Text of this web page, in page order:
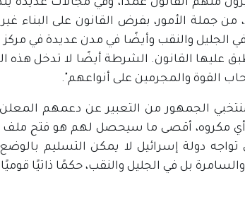
منهم القانون عمدًا، وفي مجالات عديدة
جملة الأمور، بفرض القانون على البناء
الجليل والنقب وأيضًا في مدن عديدة في مركز
عليها القانون. الشرطة أيضًا لا تدخل هذه
القوة والمجرمين على أنواعهم".
الجمهور من التعبير عن دعمهم
مكروه، أقصى ما سيحصل لهم هو فتح ملف
دولة إسرائيل لا يمكن التسليم
بل في الجليل والنقب، حكمًا ذاتيًا قوميًا